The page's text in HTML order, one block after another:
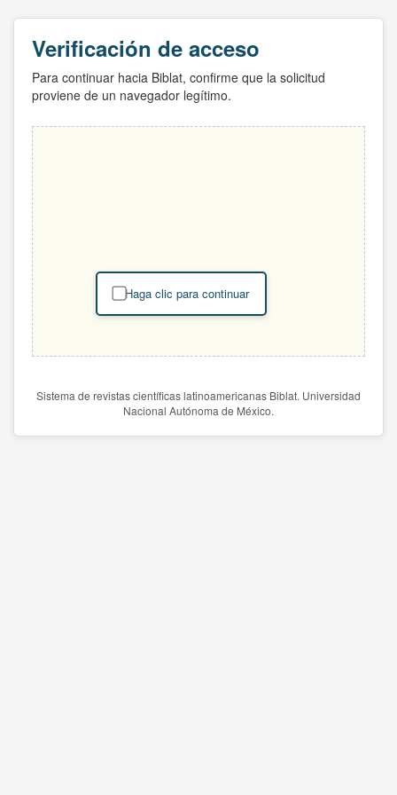
Verificación de acceso
Para continuar hacia Biblat, confirme que la solicitud
proviene de un navegador legítimo.
Haga clic para continuar
Sistema de revistas científicas latinoamericanas Biblat. Universidad
Nacional Autónoma de México.